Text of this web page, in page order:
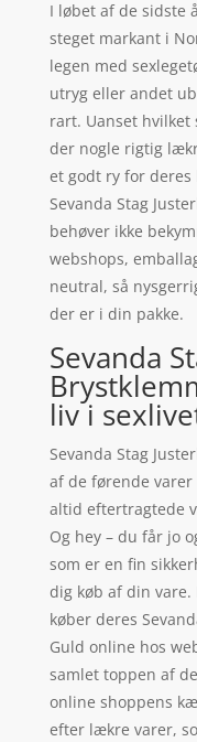
I løbet af de sidste
steget markant i
legen med
utryg eller andet
rart. Uanset
der nogle rigtig
et godt ry for deres
Sevanda Stag
behøver ikke
webshops,
neutral, så
der er i din pakke.
Sevanda
liv i
Sevanda Stag
af de førende
altid eftertragtede
Og hey – du får jo
som er en fin
dig køb af din
køber deres
Guld online hos
samlet toppen af
online shoppens
efter lækre varer,